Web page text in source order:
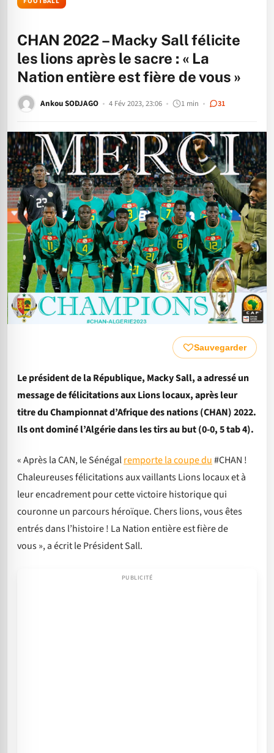
CHAN 2022 – Macky Sall félicite
les lions après le sacre : « La
Nation entière est fière de vous »
Ankou SODJAGO 4 Fév 2023, 23:06 1 min 31
Sauvegarder
Le président de la République, Macky Sall, a adressé un
message de félicitations aux Lions locaux, après leur
titre du Championnat d’Afrique des nations (CHAN) 2022.
Ils ont dominé l’Algérie dans les tirs au but (0-0, 5 tab 4).
« Après la CAN, le Sénégalremporte la coupe du#CHAN !
Chaleureuses félicitations aux vaillants Lions locaux et à
leur encadrement pour cette victoire historique qui
couronne un parcours héroïque. Chers lions, vous êtes
entrés dans l’histoire ! La Nation entière est fière de
vous », a écrit le Président Sall.